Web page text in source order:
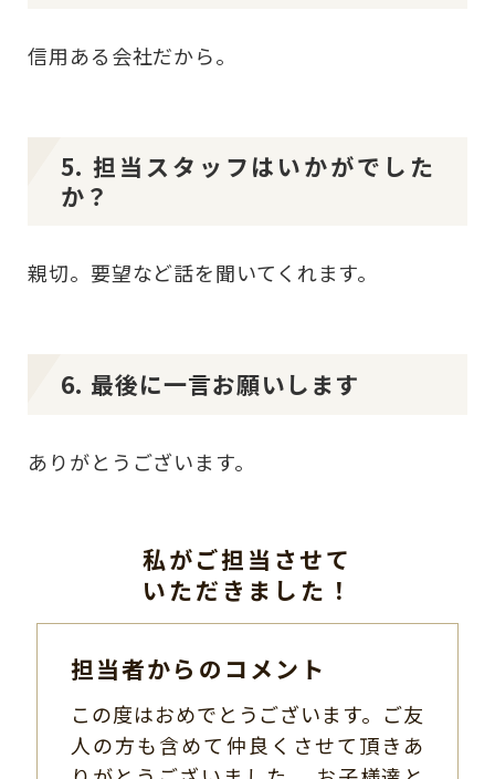
信用ある会社だから。
5. 担当スタッフはいかがでした
か？
親切。要望など話を聞いてくれます。
6. 最後に一言お願いします
ありがとうございます。
私がご担当させて
いただきました！
担当者からのコメント
この度はおめでとうございます。ご友
人の方も含めて仲良くさせて頂きあ